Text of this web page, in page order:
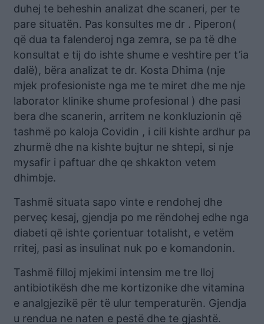
duhej te beheshin analizat dhe scaneri, per te
pare situatën. Pas konsultes me dr . Piperon(
që dua ta falenderoj nga zemra, se pa të dhe
konsultat e tij do ishte shume e veshtire per t’ia
dalë), bëra analizat te dr. Kosta Dhima (nje
mjek profesioniste nga me te miret dhe me nje
laborator klinike shume profesional ) dhe pasi
bera dhe scanerin, arritem ne konkluzionin që
tashmë po kaloja Covidin , i cili kishte ardhur pa
zhurmë dhe na kishte bujtur ne shtepi, si nje
mysafir i paftuar dhe qe shkakton vetem
dhimbje.
Tashmë situata sapo vinte e rendohej dhe
perveç kesaj, gjendja po me rëndohej edhe nga
diabeti qē ishte çorientuar totalisht, e vetëm
rritej, pasi as insulinat nuk po e komandonin.
Tashmë filloj mjekimi intensim me tre lloj
antibiotikësh dhe me kortizonike dhe vitamina
e analgjezikë për të ulur temperaturën. Gjendja
u rendua ne naten e pestë dhe te gjashtë.